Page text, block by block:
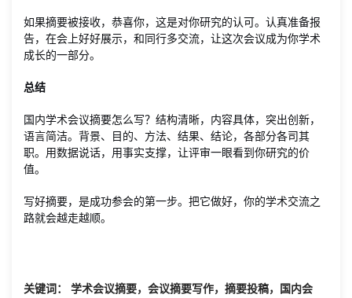
如果摘要被接收，恭喜你，这是对你研究的认可。认真准备报
告，在会上好好展示，和同行多交流，让这次会议成为你学术
成长的一部分。
总结
国内学术会议摘要怎么写？结构清晰，内容具体，突出创新，
语言简洁。背景、目的、方法、结果、结论，各部分各司其
职。用数据说话，用事实支撑，让评审一眼看到你研究的价
值。
写好摘要，是成功参会的第一步。把它做好，你的学术交流之
路就会越走越顺。
关键词： 学术会议摘要，会议摘要写作，摘要投稿，国内会